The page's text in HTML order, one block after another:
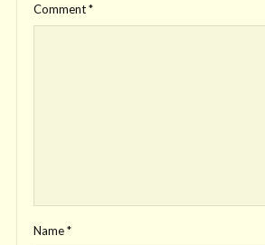
Comment*
Name*